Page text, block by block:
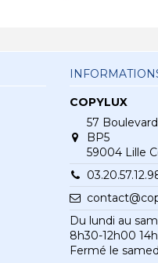
COPYLUX
57
BP5
59004 Lille
Du lundi au
8h30-12h00
Fermé le